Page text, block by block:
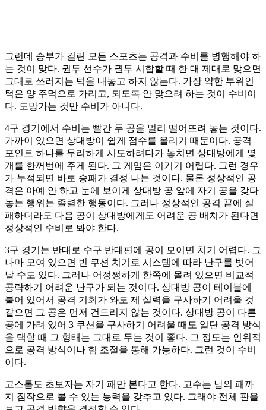
그런데 승부가 걸린 모든 스포츠는 공격과 수비를 병행해야 하
는 것이 맞다. 권투 선수가 권투 시합할 때 한 대 제대로 맞으면
그대로 쓰러지는 턱을 내놓고 하지 않는다. 가장 약한 부위인
턱은 양 주먹으로 가리고, 되도록 안 맞으려 하는 것이 수비이
다. 도망가는 것만 수비가 아니다.
4구 경기에서 수비는 빨간 두 공을 멀리 떨어뜨려 놓는 것이다.
가까이 있으면 상대방이 쉽게 점수를 올리기 때문이다. 공격
포인트 하나를 무리하게 시도하려다가 놓치면 상대방에게 몇
개를 한꺼번에 주게 된다. 그 게임은 이기기 어렵다. 그런 경우
가 누적되면 바로 승패가 결정 나는 것이다. 물론 정상적인 공
격은 아예 안 하고 눈에 보이게 상대방 공 앞에 자기 공을 갖다
놓는 행위는 졸렬한 행동이다. 그러나 정상적인 공격 끝에 실
패하더라도 다음 공이 상대방에게도 어려운 공 배치가 된다면
정상적인 수비로 봐야 한다.
3구 경기는 반대로 수구 반대편에 공이 모이면 치기 어렵다. 그
나마 모여 있으면 빈 쿠션 치기로 시스템에 따라 난구를 벗어
날 수도 있다. 그러나 어정쩡하게 한쪽에 몰려 있으면 비교적
공략하기 어려운 난구가 되는 것이다. 상대방 공이 테이블에
붙어 있어서 공격 기회가 와도 제 실력을 구사하기 어려울 것
같으면 그 공은 먼저 건드리지 않는 것이다. 상대방 공이 다른
공에 가려 있어 3 쿠션을 구사하기 어려울 때도 일단 공격 방식
을 택할 때 그 형태는 그대로 두는 것이 좋다. 그 정도는 인위적
으로 공격 방식이나 힘 조절을 통해 가능하다. 그런 것이 수비
이다.
고스톱도 초보자는 자기 패만 본다고 한다. 고수는 남의 패까
지 짐작으로 볼 수 있는 능력을 갖추고 있다. 그래야 전체 판을